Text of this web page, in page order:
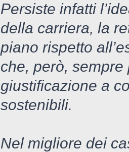
Persiste infatti
della carriera, la
piano rispetto
che, però,
giustificazione a
sostenibili.
Nel migliore dei